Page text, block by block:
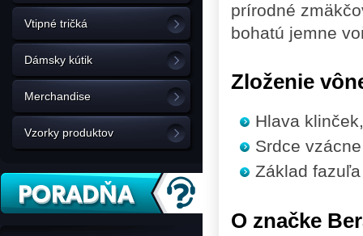
Vtipné tričká
Dámsky kútik
Merchandise
Vzorky produktov
prírodné
bohatú jemne
Zloženie
Hlava
Srdce
Základ
O značke